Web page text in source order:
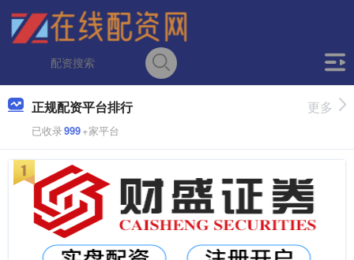
正规配资平台排行
已收录999+家平台
更多